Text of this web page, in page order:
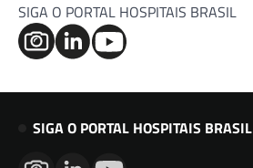
SIGA O PORTAL HOSPITAIS BRASIL
SIGA O PORTAL HOSPITAIS BRASIL